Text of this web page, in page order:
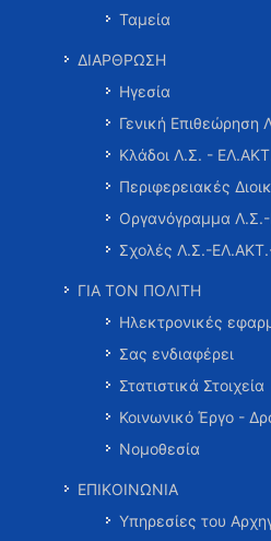
Ταμεία
ΔΙΑΡΘΡΩΣΗ
Ηγεσία
Γενική Επιθεώρηση
Κλάδοι Λ.Σ. -
Περιφερειακές
Οργανόγραμμα
Σχολές Λ.Σ.-
ΓΙΑ ΤΟΝ ΠΟΛΙΤΗ
Ηλεκτρονικές
Σας ενδιαφέρει
Στατιστικά Στοιχεία
Κοινωνικό Έργο -
Νομοθεσία
ΕΠΙΚΟΙΝΩΝΙΑ
Υπηρεσίες του